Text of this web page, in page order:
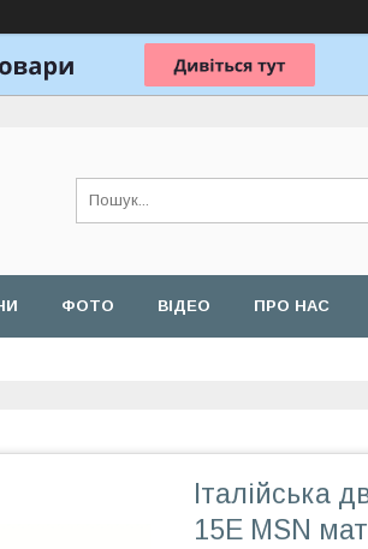
ФОТО ВІДЕО ПРО НАС
Італійська
15E MSN